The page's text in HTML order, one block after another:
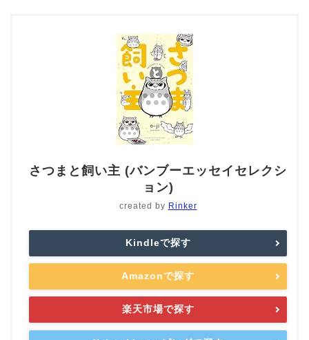
さつまと飼い主 (バンブーエッセイセレクシ
ョン)
created by Rinker
Kindleで探す
Amazonで探す
楽天市場で探す